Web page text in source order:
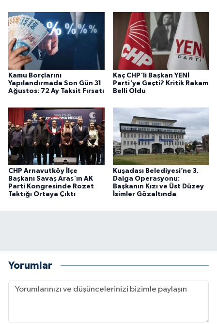
Kamu Borçlarını
Yapılandırmada Son Gün 31
Ağustos: 72 Ay Taksit Fırsatı
Kaç CHP'li Başkan YENİ
Parti'ye Geçti? Kritik Rakam
Belli Oldu
CHP Arnavutköy İlçe
Başkanı Savaş Aras'ın AK
Parti Kongresinde Rozet
Taktığı Ortaya Çıktı
Kuşadası Belediyesi’ne 3.
Dalga Operasyonu:
Başkanın Kızı ve Üst Düzey
İsimler Gözaltında
Yorumlar